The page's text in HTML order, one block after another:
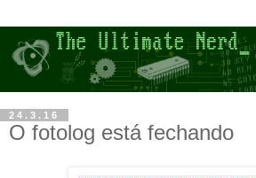
24.3.16
O fotolog está fechando